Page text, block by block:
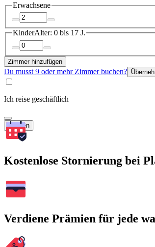
Erwachsene
KinderAlter: 0 bis 17 J.
Zimmer hinzufügen
Du musst 9 oder mehr Zimmer buchen?
Ich reise geschäftlich
Suchen
Kostenlose Stornierung bei
Verdiene Prämien für jede